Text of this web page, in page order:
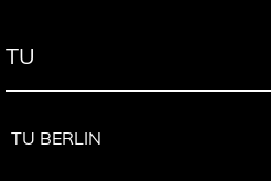
TU
TU BERLIN